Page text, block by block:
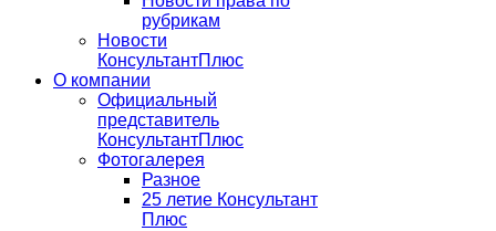
рубрикам
Новости
КонсультантПлюс
О компании
Официальный
представитель
КонсультантПлюс
Фотогалерея
Разное
25 летие Консультант
Плюс